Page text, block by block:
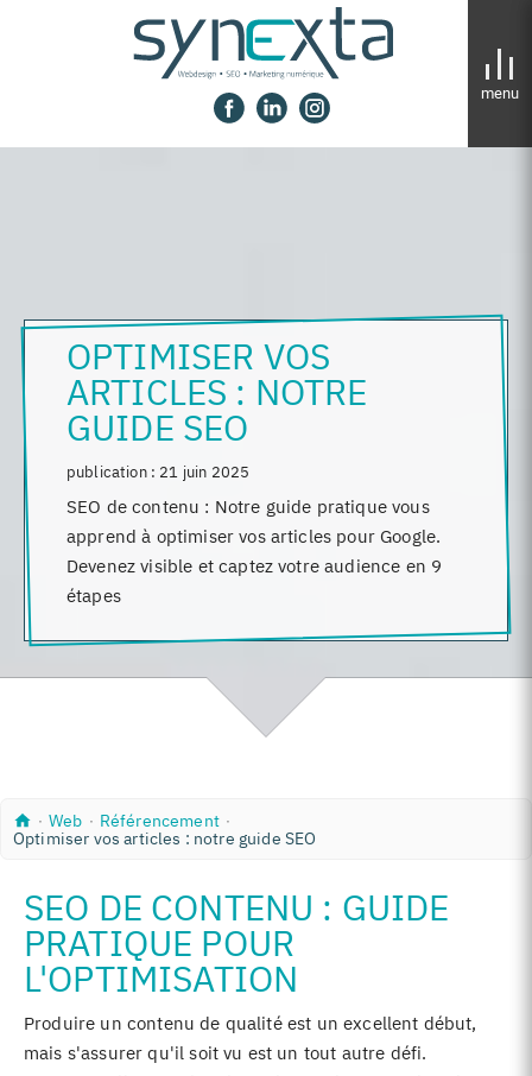
Panneau de gestion des cookies
OPTIMISER VOS
ARTICLES : NOTRE
GUIDE SEO
publication : 21 juin 2025
SEO de contenu : Notre guide pratique vous
apprend à optimiser vos articles pour Google.
Devenez visible et captez votre audience en 9
étapes
A
c
∙ W
e
Web ∙ R
é
r
e
n
c
e
m
n
t
Référencement ∙
Optimiser vos articles : notre guide SEO
SEO DE CONTENU : GUIDE
PRATIQUE POUR
L'OPTIMISATION
Produire un contenu de qualité est un excellent début,
mais s'assurer qu'il soit vu est un tout autre défi.